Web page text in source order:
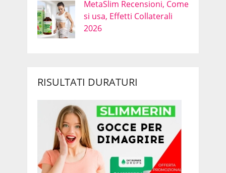
MetaSlim Recensioni, Come
si usa, Effetti Collaterali
2026
RISULTATI DURATURI